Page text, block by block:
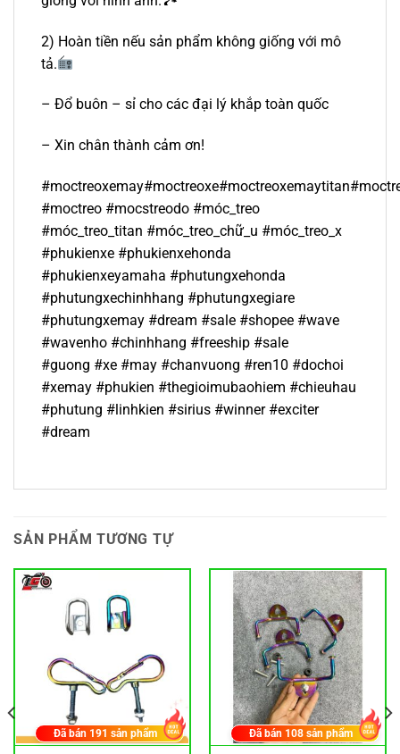
2) Hoàn tiền nếu sản phẩm không giống với mô
tả.
– Đổ buôn – sỉ cho các đại lý khắp toàn quốc
– Xin chân thành cảm ơn!
#moctreo #mocstreodo #móc_treo
#móc_treo_titan #móc_treo_chữ_u #móc_treo_x
#phukienxe #phukienxehonda
#phukienxeyamaha #phutungxehonda
#phutungxechinhhang #phutungxegiare
#phutungxemay #dream #sale #shopee #wave
#wavenho #chinhhang #freeship #sale
#guong #xe #may #chanvuong #ren10 #dochoi
#xemay #phukien #thegioimubaohiem #chieuhau
#phutung #linhkien #sirius #winner #exciter
#dream
SẢN PHẨM TƯƠNG TỰ
Đã bán 191 sản phẩm Đã bán 108 sản phẩm